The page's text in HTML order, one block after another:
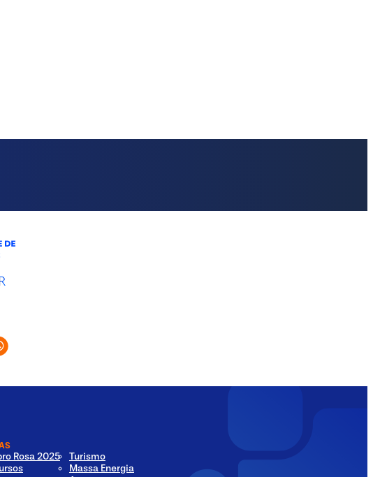
Media
Whatsapp Social Media
Rosa 2025
Turismo
Massa Energia